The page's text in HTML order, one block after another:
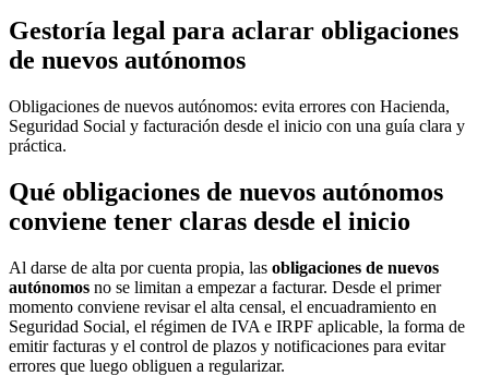
Gestoría legal para aclarar obligaciones
de nuevos autónomos
Obligaciones de nuevos autónomos: evita errores con Hacienda,
Seguridad Social y facturación desde el inicio con una guía clara y
práctica.
Qué obligaciones de nuevos autónomos
conviene tener claras desde el inicio
Al darse de alta por cuenta propia, las obligaciones de nuevos
autónomos no se limitan a empezar a facturar. Desde el primer
momento conviene revisar el alta censal, el encuadramiento en
Seguridad Social, el régimen de IVA e IRPF aplicable, la forma de
emitir facturas y el control de plazos y notificaciones para evitar
errores que luego obliguen a regularizar.